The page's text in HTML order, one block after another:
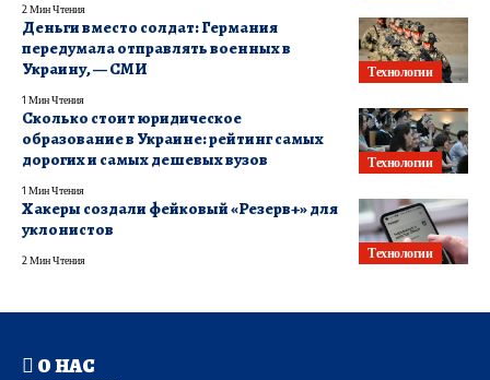
2 Мин Чтения
Технологии
Деньги вместо солдат: Германия
передумала отправлять военных в
Украину, — СМИ
1 Мин Чтения
Технологии
Сколько стоит юридическое
образование в Украине: рейтинг самых
дорогих и самых дешевых вузов
1 Мин Чтения
Технологии
Хакеры создали фейковый «Резерв+» для
уклонистов
2 Мин Чтения
О НАС